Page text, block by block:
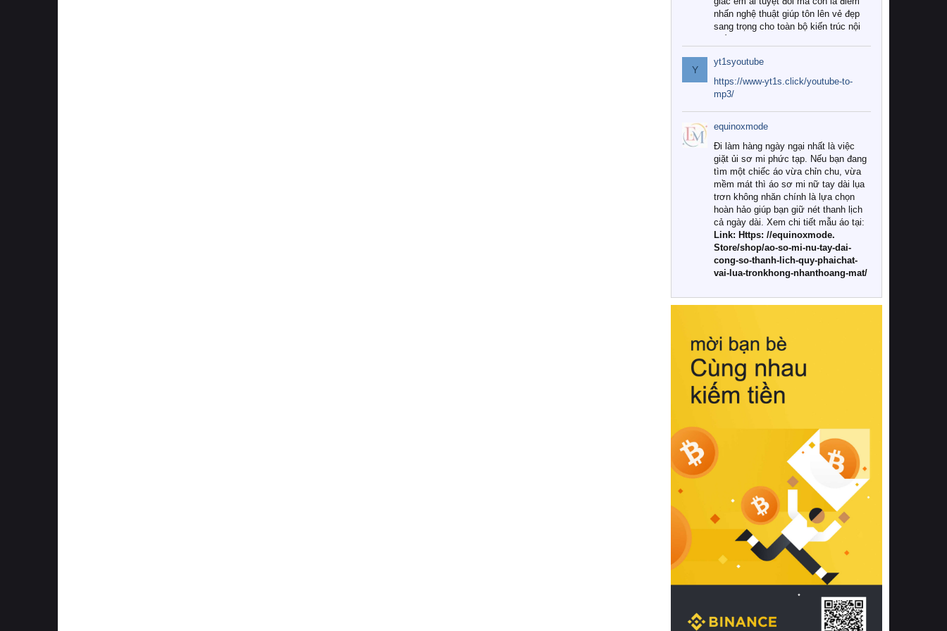
nhấn nghệ thuật giúp tôn lên vẻ đẹp
sang trọng cho toàn bộ kiến trúc nội
Tuy nhiên, giữa thị trường đa dạng
với vô vàn thương hiệu và mẫu mã
như hiện nay, làm thế nào để chọn
được những bộ chăn ga gối đệm cao
cấp thực sự chất lượng, phù hợp với
khí hậu và nhu cầu sử dụng của gia
đình? Hãy cùng chúng tôi đi tìm lời
giải đáp chi tiết qua bài viết dưới đây.
1. Tại sao các gia đình hiện đại lại ưa
chuộng chăn ga gối đệm cao cấp?
Khác với các dòng sản phẩm thông
thường, những bộ chăn ga gối đệm
cao cấp trải qua quy trình sản xuất
nghiêm ngặt từ khâu chọn lọc nguyên
liệu tự nhiên đến công nghệ dệt
nhuộm hiện đại không chứa hóa chất
này, bạn sẽ cảm nhận rõ rệt sự khác
hồi chuẩn xác của phần đệm nâng đỡ
cột sống.
Bên cạnh đó, việc lựa chọn các dòng
sản phẩm đạt chuẩn chất lượng quốc
tế còn giúp ngăn ngừa tình trạng kích
khuẩn và nấm mốc trong điều kiện
thời tiết nóng ẩm. Bạn có thể tìm hiểu
thêm các nghiên cứu khoa học về tác
động của giấc ngủ và môi trường
phòng ngủ đối với sức khỏe con
người tại Sleep Foundation (External
Link) để có cái nhìn toàn diện hơn.
2. Các tiêu chí vàng khi lựa chọn
chăn ga gối đệm cao cấp cho phòng
ngủ
Để sở hữu một bộ chăn ga gối đệm
cao cấp hoàn hảo cả về thẩm mỹ lẫn
công năng, người tiêu dùng cần cân
nhắc kỹ lưỡng các tiêu chí quan trọng
Y
yt1syoutube
https://www-yt1s.click/youtube-to-
mp3/
equinoxmode
Đi làm hàng ngày ngại nhất là việc
giặt ủi sơ mi phức tạp. Nếu bạn đang
tìm một chiếc áo vừa chỉn chu, vừa
mềm mát thì áo sơ mi nữ tay dài lụa
trơn không nhăn chính là lựa chọn
hoàn hảo giúp bạn giữ nét thanh lịch
cả ngày dài. Xem chi tiết mẫu áo tại:
Link: Https: //equinoxmode.
Store/shop/ao-so-mi-nu-tay-dai-
cong-so-thanh-lich-quy-phaichat-
vai-lua-tronkhong-nhanthoang-mat/